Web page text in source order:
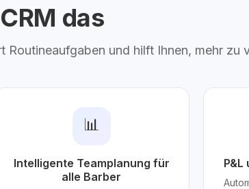
das
Routineaufgaben und hilft Ihnen, mehr zu
📊
Intelligente Teamplanung für
alle Barber